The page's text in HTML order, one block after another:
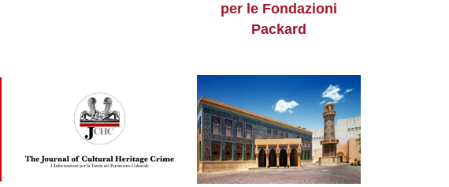
per le Fondazioni
Packard